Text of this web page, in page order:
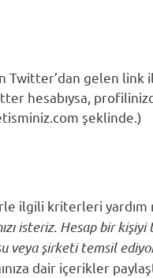
Twitter’dan gelen link
hesabıysa,
şeklinde.)
ilgili kriterleri yardım
isteriz. Hesap bir
veya şirketi temsil
dair içerikler